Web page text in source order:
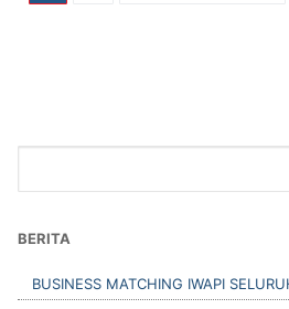
BERITA
BUSINESS MATCHING IWAPI